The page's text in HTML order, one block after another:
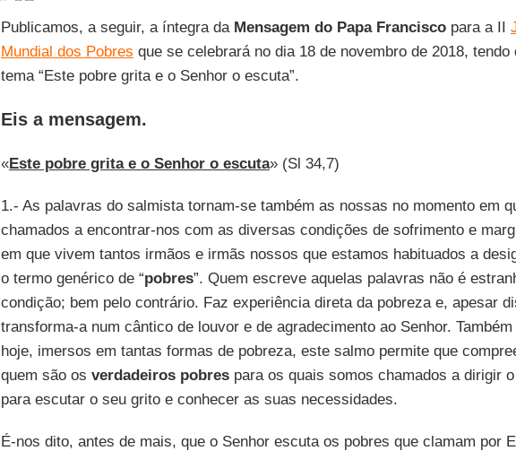
Publicamos, a seguir, a íntegra da Mensagem do Papa Franciscopara a II
Mundial dos Pobres que se celebrará no dia 18 de novembro de 2018, tendo
tema “Este pobre grita e o Senhor o escuta”.
Eis a mensagem.
«Este pobre grita e o Senhor o escuta» (Sl 34,7)
1.- As palavras do salmista tornam-se também as nossas no momento em
chamados a encontrar-nos com as diversas condições de sofrimento e
em que vivem tantos irmãos e irmãs nossos que estamos habituados a
o termo genérico de “pobres”. Quem escreve aquelas palavras não é
condição; bem pelo contrário. Faz experiência direta da pobreza e, apesar
transforma-a num cântico de louvor e de agradecimento ao Senhor. Também
hoje, imersos em tantas formas de pobreza, este salmo permite que
quem são os verdadeiros pobrespara os quais somos chamados a dirigir o
para escutar o seu grito e conhecer as suas necessidades.
É-nos dito, antes de mais, que o Senhor escuta os pobres que clamam por